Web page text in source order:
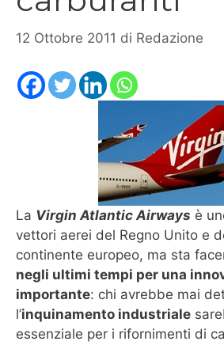
12 Ottobre 2011 di Redazione
La Virgin Atlantic Airways è
vettori aerei del Regno Unito e
continente europeo, ma sta
negli ultimi tempi per una
importante: chi avrebbe mai
l’inquinamento industriale
essenziale per i rifornimenti di